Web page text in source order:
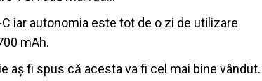
iar autonomia este tot de o zi de utilizare
mAh.
aș fi spus că acesta va fi cel mai bine vândut.